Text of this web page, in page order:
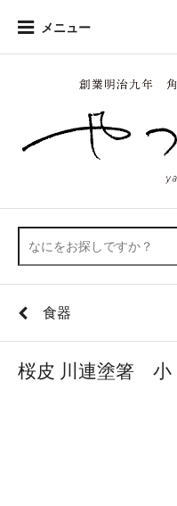
メニュー
食器
桜皮 川連塗箸 小